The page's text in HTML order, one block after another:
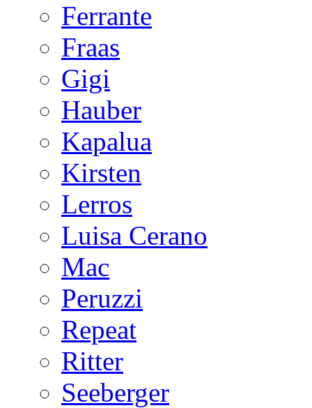
Ferrante
Fraas
Gigi
Hauber
Kapalua
Kirsten
Lerros
Luisa Cerano
Mac
Peruzzi
Repeat
Ritter
Seeberger